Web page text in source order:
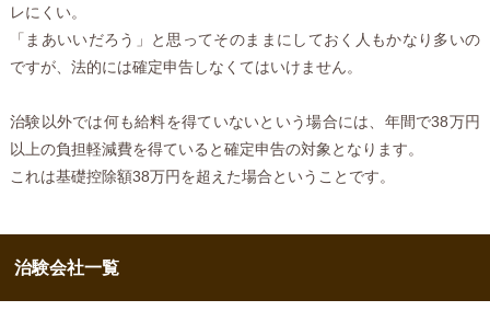
レにくい。
「まあいいだろう」と思ってそのままにしておく人もかなり多いの
ですが、法的には確定申告しなくてはいけません。
治験以外では何も給料を得ていないという場合には、年間で38万円
以上の負担軽減費を得ていると確定申告の対象となります。
これは基礎控除額38万円を超えた場合ということです。
治験会社一覧